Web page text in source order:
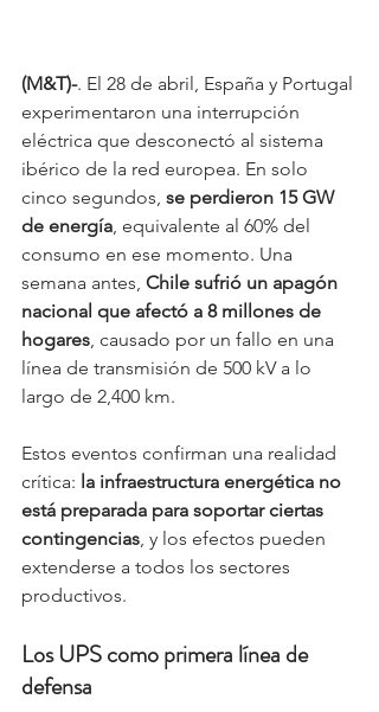
(M&T)-. El 28 de abril, España y Portugal
experimentaron una interrupción
eléctrica que desconectó al sistema
ibérico de la red europea. En solo
cinco segundos, se perdieron 15 GW
de energía, equivalente al 60% del
consumo en ese momento. Una
semana antes, Chile sufrió un apagón
nacional que afectó a 8 millones de
hogares, causado por un fallo en una
línea de transmisión de 500 kV a lo
largo de 2,400 km.
Estos eventos confirman una realidad
crítica: la infraestructura energética no
está preparada para soportar ciertas
contingencias, y los efectos pueden
extenderse a todos los sectores
productivos.
Los UPS como primera línea de
defensa